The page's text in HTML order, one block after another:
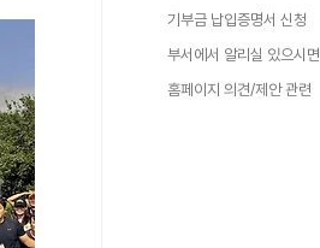
기부금 납입증명서 신청
부서에서 알리실 있으시면
홈페이지 의견/제안 관련